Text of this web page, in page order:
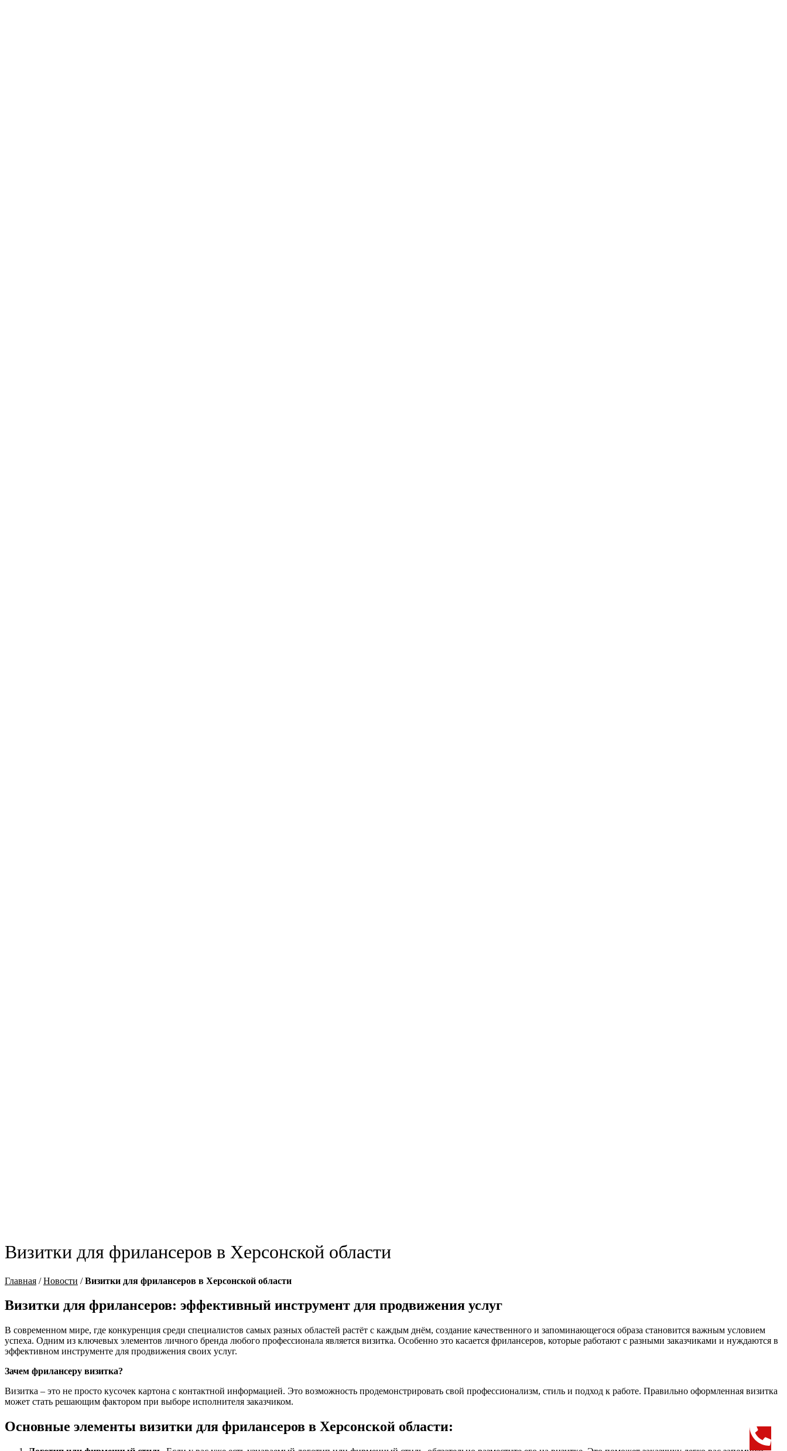
Визитки для фрилансеров в Херсонской области
Главная /Новости /Визитки для фрилансеров в Херсонской области
Визитки для фрилансеров: эффективный инструмент для продвижения услуг
В современном мире, где конкуренция среди специалистов самых разных областей растёт с каждым днём, создание качественного и запоминающегося образа становится важным условием
успеха. Одним из ключевых элементов личного бренда любого профессионала является визитка. Особенно это касается фрилансеров, которые работают с разными заказчиками и нуждаются в
эффективном инструменте для продвижения своих услуг.
Зачем фрилансеру визитка?
Визитка – это не просто кусочек картона с контактной информацией. Это возможность продемонстрировать свой профессионализм, стиль и подход к работе. Правильно оформленная визитка
может стать решающим фактором при выборе исполнителя заказчиком.
Основные элементы визитки для фрилансеров в Херсонской области: